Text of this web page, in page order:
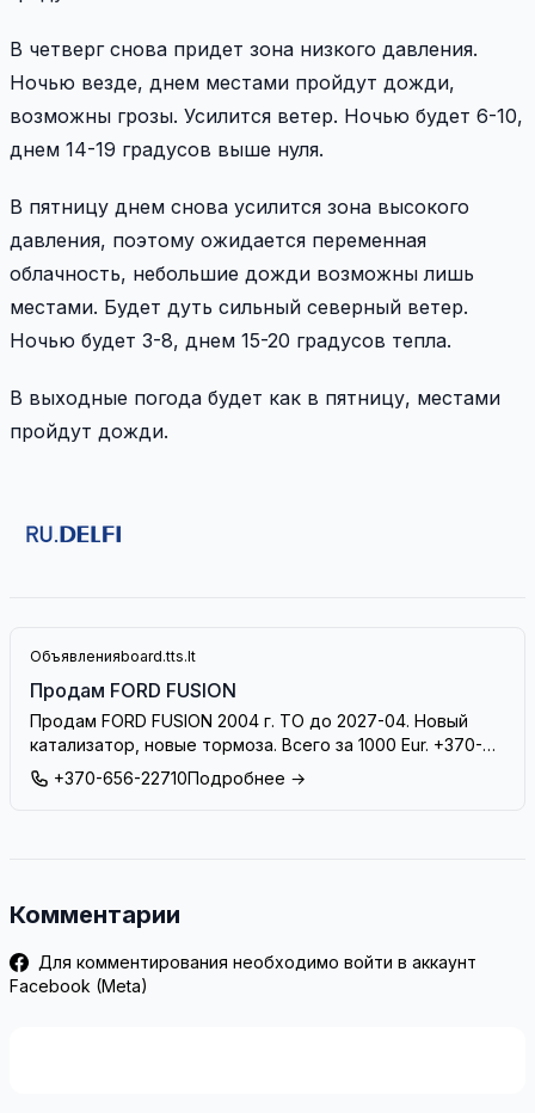
В четверг снова придет зона низкого давления.
Ночью везде, днем местами пройдут дожди,
возможны грозы. Усилится ветер. Ночью будет 6-10,
днем 14-19 градусов выше нуля.
В пятницу днем снова усилится зона высокого
давления, поэтому ожидается переменная
облачность, небольшие дожди возможны лишь
местами. Будет дуть сильный северный ветер.
Ночью будет 3-8, днем 15-20 градусов тепла.
В выходные погода будет как в пятницу, местами
пройдут дожди.
Объявленияboard.tts.lt
Продам FORD FUSION
Продам FORD FUSION 2004 г. ТО до 2027-04. Новый
катализатор, новые тормоза. Всего за 1000 Eur. +370-
656-22710
+370-656-22710Подробнее →
Комментарии
Для комментирования необходимо войти в аккаунт
Facebook (Meta)